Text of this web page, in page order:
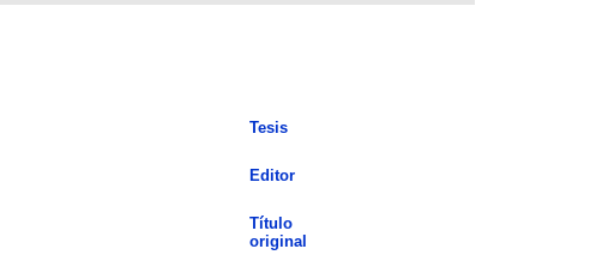
Tesis
Editor
Título
original